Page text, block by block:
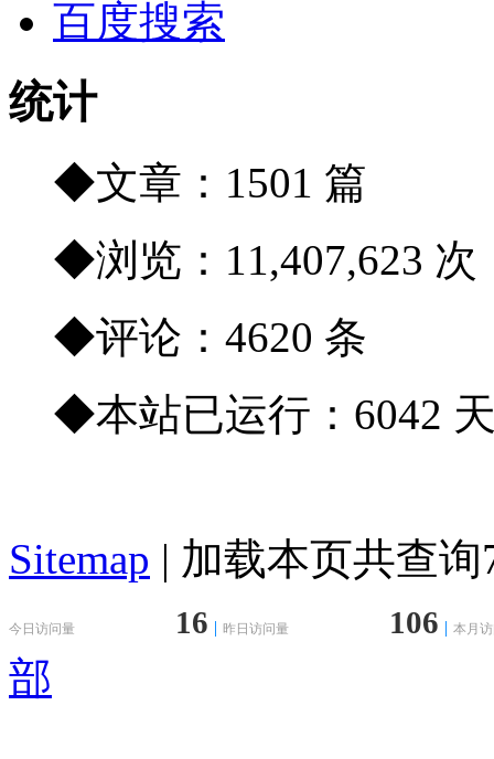
百度搜索
统计
◆文章：1501 篇
◆浏览：11,407,623 次
◆评论：4620 条
◆本站已运行：6042
Sitemap | 加载本页共查
今日访问量 16 昨日访问量 106 本月
部